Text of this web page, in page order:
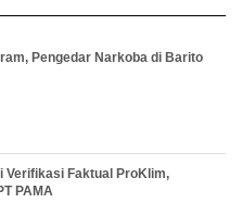
Pengedar Narkoba di Barito
Verifikasi Faktual ProKlim,
PAMA